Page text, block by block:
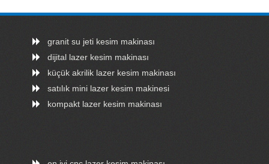
granit su jeti kesim makinası
dijital lazer kesim makinası
küçük akrilik lazer kesim makinası
satılık mini lazer kesim makinesi
kompakt lazer kesim makinası